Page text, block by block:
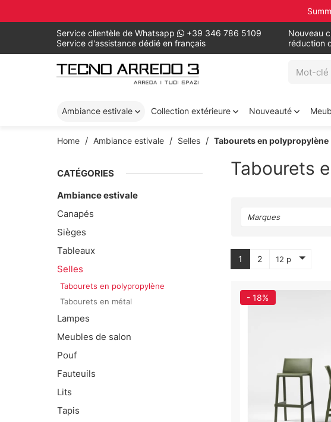
Service clientèle de Whatsapp
+39 346 786 5109
Service d'assistance dédié en français
Nouveau
réduction
Ambiance estivale Collection extérieure Nouveauté
Home Ambiance estivale Selles Tabourets en polypropylène
CATÉGORIES
Ambiance estivale
Canapés
Sièges
Tableaux
Selles
Tabourets en polypropylène
Tabourets en métal
Lampes
Meubles de salon
Pouf
Fauteuils
Lits
Tapis
Tabourets
Marques
1 2 12 p
- 18%